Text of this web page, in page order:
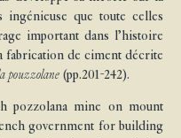
que toute celles
important dans l’histoire
fabrication de ciment décrite
pouzzolane (pp.201-242).
pozzolana mine on mount
government for building